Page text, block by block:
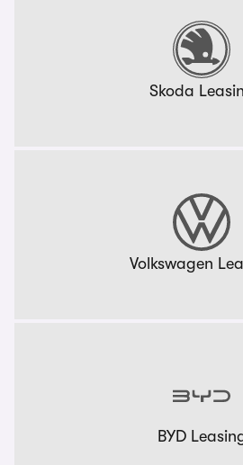
Skoda
Volkswagen
BYD